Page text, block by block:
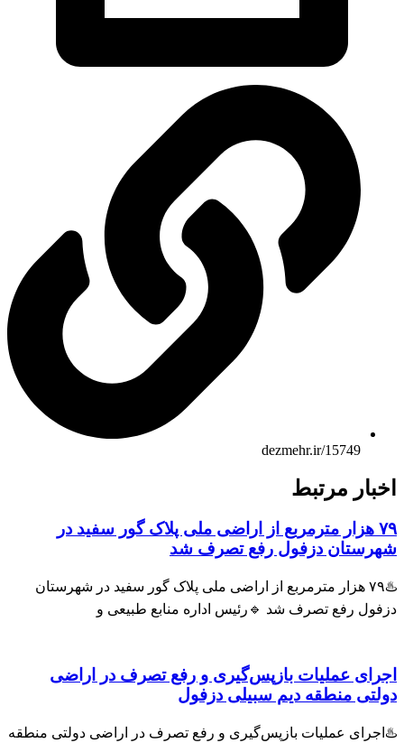
dezmehr.ir/15749
مرتبط
۷۹ هزار مترمربع از اراضی ملی پلاک گور سفید در
دزفول رفع تصرف شد
♨️۷۹ هزار مترمربع از اراضی ملی پلاک گور سفید در شهرستان
رفع تصرف شد 🔹رئیس اداره منابع طبیعی و
عملیات بازپس‌گیری و رفع تصرف در اراضی
منطقه دیم سبیلی دزفول
عملیات بازپس‌گیری و رفع تصرف در اراضی دولتی منطقه